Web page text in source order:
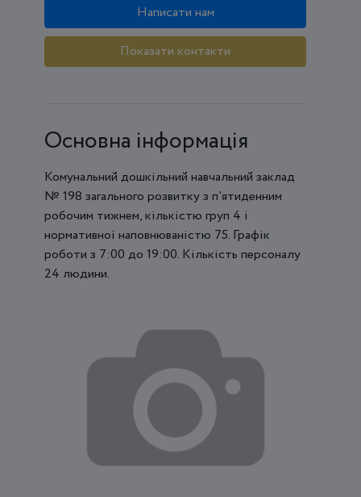
Написати нам
Показати контакти
Основна інформація
Комунальний дошкільний навчальний заклад
№ 198 загального розвитку з п'ятиденним
робочим тижнем, кількістю груп 4 і
нормативної наповнюваністю 75. Графік
роботи з 7:00 до 19:00. Кількість персоналу
24 людини.